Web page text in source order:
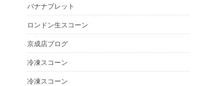
バナナブレット
ロンドン生スコーン
京成店ブログ
冷凍スコーン
冷凍スコーン